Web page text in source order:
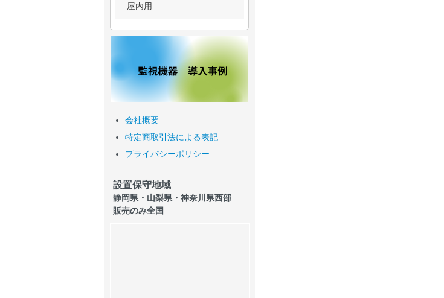
屋内用
会社概要
特定商取引法による表記
プライバシーポリシー
設置保守地域
静岡県・山梨県・神奈川県西部
販売のみ全国